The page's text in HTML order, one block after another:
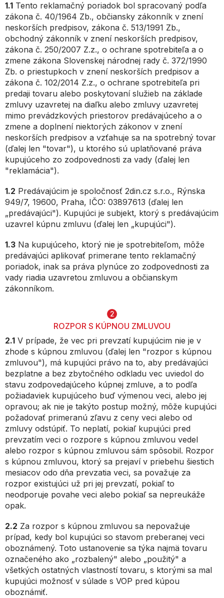
1.1 Tento reklamačný poriadok bol spracovaný podľa
zákona č. 40/1964 Zb., občiansky zákonník v znení
neskorších predpisov, zákona č. 513/1991 Zb.,
obchodný zákonník v znení neskorších predpisov,
zákona č. 250/2007 Z.z., o ochrane spotrebiteľa a o
zmene zákona Slovenskej národnej rady č. 372/1990
Zb. o priestupkoch v znení neskorších predpisov a
zákona č. 102/2014 Z.z., o ochrane spotrebiteľa pri
predaji tovaru alebo poskytovaní služieb na základe
zmluvy uzavretej na diaľku alebo zmluvy uzavretej
mimo prevádzkových priestorov predávajúceho a o
zmene a doplnení niektorých zákonov v znení
neskorších predpisov a vzťahuje sa na spotrebný tovar
(ďalej len "tovar"), u ktorého sú uplatňované práva
kupujúceho zo zodpovednosti za vady (ďalej len
"reklamácia").
1.2 Predávajúcim je spoločnosť 2din.cz s.r.o., Rýnska
949/7, 19600, Praha, IČO: 03897613 (ďalej len
„predávajúci"). Kupujúci je subjekt, ktorý s predávajúcim
uzavrel kúpnu zmluvu (ďalej len „kupujúci").
1.3 Na kupujúceho, ktorý nie je spotrebiteľom, môže
predávajúci aplikovať primerane tento reklamačný
poriadok, inak sa práva plynúce zo zodpovednosti za
vady riadia uzavretou zmluvou a občianskym
zákonníkom.
2
ROZPOR S KÚPNOU ZMLUVOU
2.1 V prípade, že vec pri prevzatí kupujúcim nie je v
zhode s kúpnou zmluvou (ďalej len "rozpor s kúpnou
zmluvou"), má kupujúci právo na to, aby predávajúci
bezplatne a bez zbytočného odkladu vec uviedol do
stavu zodpovedajúceho kúpnej zmluve, a to podľa
požiadaviek kupujúceho buď výmenou veci, alebo jej
opravou; ak nie je takýto postup možný, môže kupujúci
požadovať primeranú zľavu z ceny veci alebo od
zmluvy odstúpiť. To neplatí, pokiaľ kupujúci pred
prevzatím veci o rozpore s kúpnou zmluvou vedel
alebo rozpor s kúpnou zmluvou sám spôsobil. Rozpor
s kúpnou zmluvou, ktorý sa prejaví v priebehu šiestich
mesiacov odo dňa prevzatia veci, sa považuje za
rozpor existujúci už pri jej prevzatí, pokiaľ to
neodporuje povahe veci alebo pokiaľ sa nepreukáže
opak.
2.2 Za rozpor s kúpnou zmluvou sa nepovažuje
prípad, kedy bol kupujúci so stavom preberanej veci
oboznámený. Toto ustanovenie sa týka najmä tovaru
označeného ako „rozbalený" alebo „použitý" a
všetkých ostatných vlastností tovaru, s ktorými sa mal
kupujúci možnosť v súlade s VOP pred kúpou
oboznámiť.